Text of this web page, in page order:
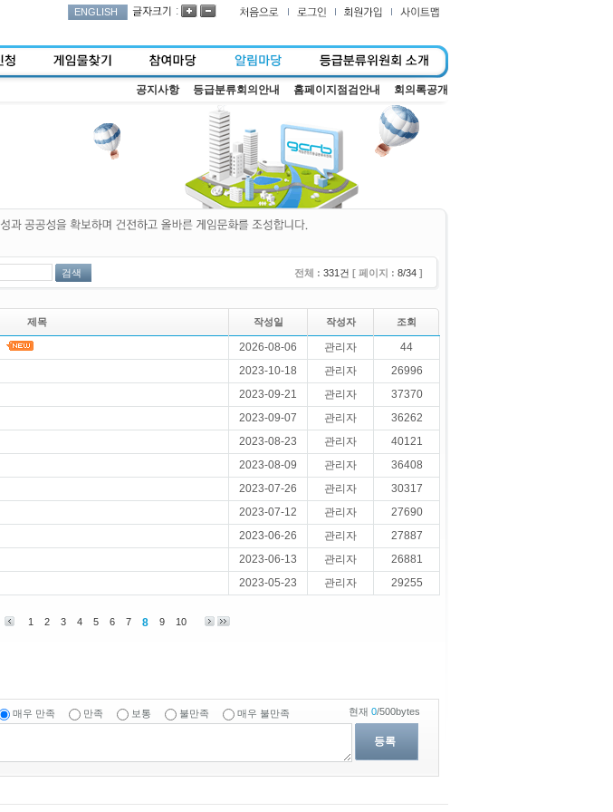
ENGLISH :
공지사항 등급분류회의안내 홈페이지점검안내 회의록공개
검색 전체 : 331건 [ 페이지 : 8/34 ]
제목 작성일 작성자 조회
2026-08-06 관리자
44
2023-10-18 관리자
26996
2023-09-21 관리자
37370
2023-09-07 관리자
36262
2023-08-23 관리자
40121
2023-08-09 관리자
36408
2023-07-26 관리자
30317
2023-07-12 관리자
27690
2023-06-26 관리자
27887
2023-06-13 관리자
26881
2023-05-23 관리자 29255
1 2 3 4 5 6 7 8 9 10
매우 만족 만족 보통 불만족 매우 불만족
등록
현재 0/500bytes